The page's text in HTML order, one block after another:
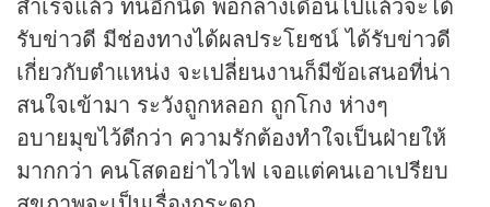
รับข่าวดี มีช่องทางได้ผลประโยชน์ ได้รับข่าวดี
เกี่ยวกับตำแหน่ง จะเปลี่ยนงานก็มีข้อเสนอที่น่า
สนใจเข้ามา ระวังถูกหลอก ถูกโกง ห่างๆ
อบายมุขไว้ดีกว่า ความรักต้องทำใจเป็นฝ่ายให้
มากกว่า คนโสดอย่าไวไฟ เจอแต่คนเอาเปรียบ